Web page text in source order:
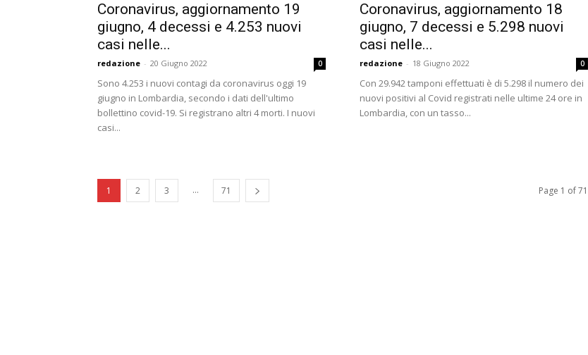
Coronavirus, aggiornamento 19
giugno, 4 decessi e 4.253 nuovi
casi nelle...
redazione - 20 Giugno 2022 0
Sono 4.253 i nuovi contagi da coronavirus oggi 19
giugno in Lombardia, secondo i dati dell'ultimo
bollettino covid-19. Si registrano altri 4 morti. I nuovi
casi...
Coronavirus, aggiornamento 18
giugno, 7 decessi e 5.298 nuovi
casi nelle...
redazione - 18 Giugno 2022 0
Con 29.942 tamponi effettuati è di 5.298 il numero dei
nuovi positivi al Covid registrati nelle ultime 24 ore in
Lombardia, con un tasso...
1 2 3 ... 71 Page 1 of 71